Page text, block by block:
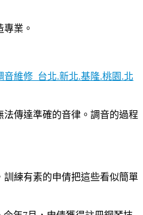
業。
音維修_台北.新北.基隆.桃園.北
傳達準確的音律。調音的過程
練有素的申倩把這些看似簡單